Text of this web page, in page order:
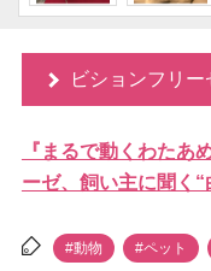
ビションフリ
『まるで動くわたあ
ーゼ、飼い主に聞く
#動物 #ペット